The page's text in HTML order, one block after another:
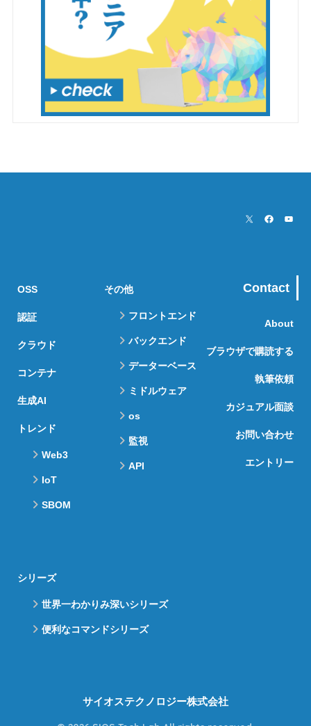
OSS
認証
クラウド
コンテナ
生成AI
トレンド
Web3
IoT
SBOM
その他
フロントエンド
バックエンド
データーベース
ミドルウェア
os
監視
API
シリーズ
世界一わかりみ深いシリーズ
便利なコマンドシリーズ
Contact
About
ブラウザで購読する
執筆依頼
カジュアル面談
お問い合わせ
エントリー
サイオステクノロジー株式会社